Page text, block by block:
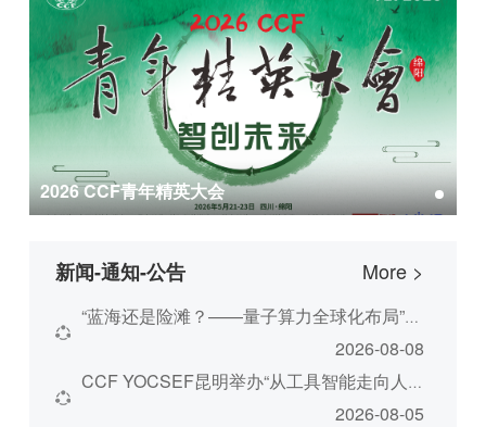
2026 CCF青年精英大会
新闻-通知-公告 More >
“蓝海还是险滩？——量子算力全球化布局”观点论坛于CQCC 2026举办
2026-08-08
CCF YOCSEF昆明举办“从工具智能走向人本体验，AI如何驱动文旅升级？”...
2026-08-05